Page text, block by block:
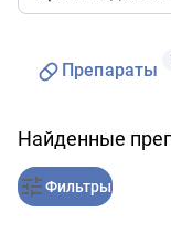
Препараты
Найденные
Фильтры